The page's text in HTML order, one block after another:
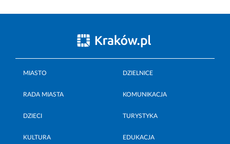
MIASTO DZIELNICE
RADA MIASTA KOMUNIKACJA
DZIECI TURYSTYKA
KULTURA EDUKACJA